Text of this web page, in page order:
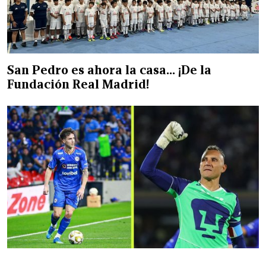
San Pedro es ahora la casa… ¡De la
Fundación Real Madrid!